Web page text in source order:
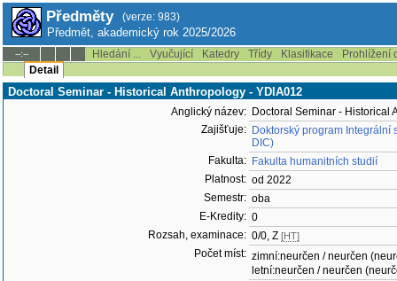
Předměty (verze: 983)
Předmět, akademický rok 2025/2026
--:-- Hledání ... Vyučující Katedry Třídy Klasifikace
Prohlížení
Detail
Doctoral Seminar - Historical Anthropology - YDIA012
Anglický název: Doctoral Seminar - Historical
Zajišťuje: Doktorský program
DIC)
Fakulta: Fakulta humanitních studií
Platnost: od 2022
Semestr: oba
E-Kredity: 0
Rozsah, examinace: 0/0, Z [HT]
Počet míst: zimní:neurčen / neurčen
letní:neurčen / neurčen